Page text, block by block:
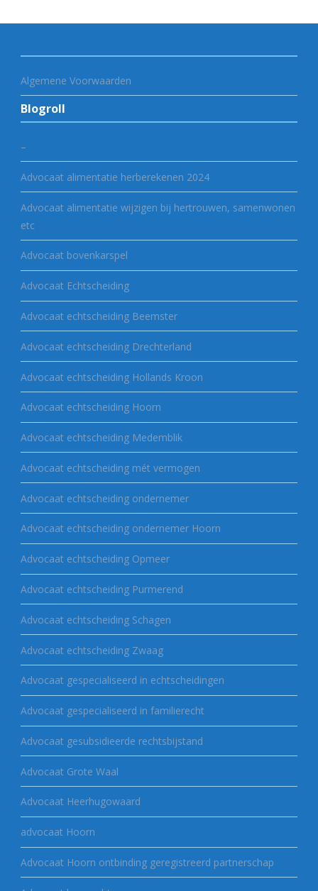
Algemene Voorwaarden
Blogroll
–
Advocaat alimentatie herberekenen 2024
Advocaat alimentatie wijzigen bij hertrouwen, samenwonen
etc
Advocaat bovenkarspel
Advocaat Echtscheiding
Advocaat echtscheiding Beemster
Advocaat echtscheiding Drechterland
Advocaat echtscheiding Hollands Kroon
Advocaat echtscheiding Hoorn
Advocaat echtscheiding Medemblik
Advocaat echtscheiding mét vermogen
Advocaat echtscheiding ondernemer
Advocaat echtscheiding ondernemer Hoorn
Advocaat echtscheiding Opmeer
Advocaat echtscheiding Purmerend
Advocaat echtscheiding Schagen
Advocaat echtscheiding Zwaag
Advocaat gespecialiseerd in echtscheidingen
Advocaat gespecialiseerd in familierecht
Advocaat gesubsidieerde rechtsbijstand
Advocaat Grote Waal
Advocaat Heerhugowaard
advocaat Hoorn
Advocaat Hoorn ontbinding geregistreerd partnerschap